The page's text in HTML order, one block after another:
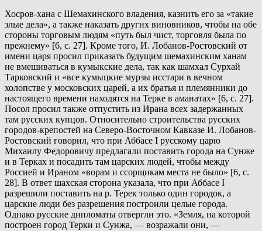
Хосров-хана с Шемахинского владения, казнить его за «такие
злые дела», а также наказать других виновников, чтобы на обе
стороны торговым людям «путь был чист, торговля была по
прежнему» [6, с. 27]. Кроме того, И. Лобанов-Ростовский от
имени царя просил приказать будущим шемахинским ханам
не вмешиваться в кумыкские дела, так как шамхал Сурхай
Тарковский и «все кумыцкие мурзы исстари в вечном
холопстве у московских царей, а их братья и племянники до
настоящего времени находятся на Терке в аманатах» [6, с. 27].
Посол просил также отпустить из Ирана всех задержанных
там русских купцов. Относительно строительства русских
городов-крепостей на Северо-Восточном Кавказе И. Лобанов-
Ростовский говорил, что при Аббасе I русскому царю
Михаилу Федоровичу предлагали поставить города на Сунже
и в Терках и посадить там царских людей, чтобы между
Россией и Ираном «ворам и ссорщикам места не было» [6, с.
28]. В ответ шахская сторона указала, что при Аббасе I
разрешили поставить на р. Терек только один городок, а
царские люди без разрешения построили целые города.
Однако русские дипломаты отвергли это. «Земля, на которой
построен город Терки и Сунжа, — возражали они, —